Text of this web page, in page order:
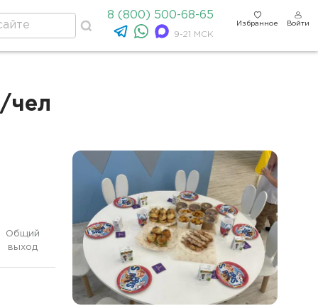
8 (800) 500-68-65
9-21 МСК
Избранное Войти
чел
Общий
выход